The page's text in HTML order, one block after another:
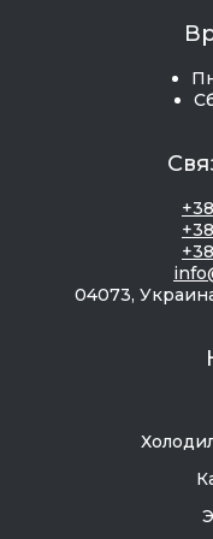
По
молочных
пластика, они
Они способны
— из
2,2 л). Кроме
моделей
безопасности,
от
включения
система
04073,